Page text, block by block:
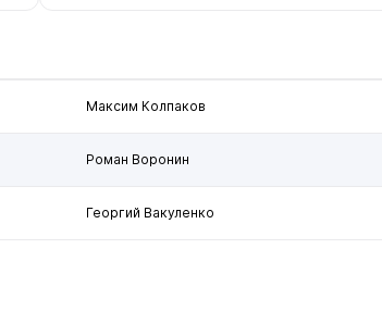
Максим Колпаков
Роман Воронин
Георгий Вакуленко